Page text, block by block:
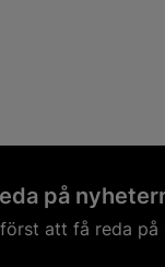
på
att få reda på